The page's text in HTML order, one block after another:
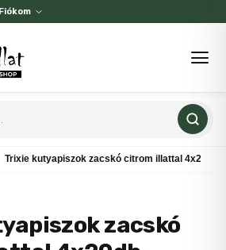
Fiókom
Trixie kutyapiszok zacskó citrom illattal 4x20db
zacskó